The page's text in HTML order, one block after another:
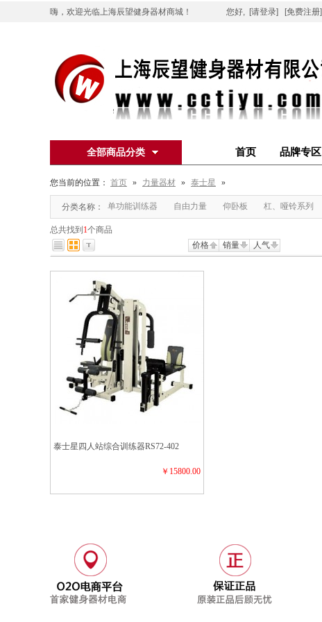
嗨，欢迎光临上海辰望健身器材商城！ 您好, [请登录] [免费注册]
全部商品分类 首页 品牌专区
您当前的位置： 首页 » 力量器材 » 泰士星 »
分类名称： 单功能训练器 自由力量 仰卧板 杠、哑铃系列
总共找到 1个商品
价格
销量 人气
泰士星四人站综合训练器RS72-402
￥15800.00